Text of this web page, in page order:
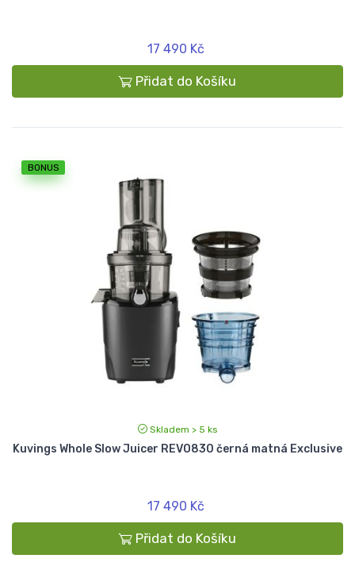
17 490 Kč
Přidat do Košíku
BONUS
Skladem > 5 ks
Kuvings Whole Slow Juicer REVO830 černá matná Exclusive
17 490 Kč
Přidat do Košíku